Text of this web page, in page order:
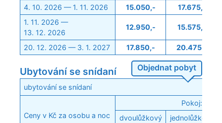
4. 10. 2026 — 1. 11. 2026
15.050,-
17.675,-
1. 11. 2026 —
13. 12. 2026
12.950,- 15.575,-
20. 12. 2026 — 3. 1. 2027 17.850,- 20.475,-
Ubytování se snídaní Objednat pobyt
ubytování se snídaní
Ceny v Kč za osobu a noc
Pokoj:
dvoulůžkový
jednolůžkový